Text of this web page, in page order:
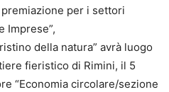
premiazione per i settori
Imprese”,
della natura” avrà luogo
fieristico di Rimini, il 5
“Economia circolare/sezione